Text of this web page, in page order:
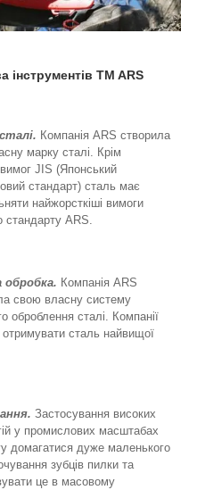
інструментів TM ARS
Компанія ARS створила
марку сталі. Крім
JIS (Японський
стандарт) сталь має
найжорсткіші вимоги
стандарту ARS.
обробка. Компанія ARS
свою власну систему
оброблення сталі. Компанії
сталь найвищої
Застосування високих
у промислових масштабах
домагатися дуже маленького
зубців пилки та
це в масовому